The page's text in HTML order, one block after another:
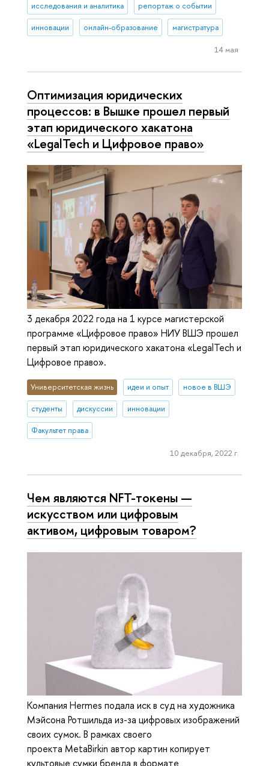
исследования и аналитика репортаж о событии
инновации онлайн-образование магистратура
14 мая
Оптимизация юридических
процессов: в Вышке прошел первый
этап юридического хакатона
«LegalTech и Цифровое право»
3 декабря 2022 года на 1 курсе магистерской
программе «Цифровое право» НИУ ВШЭ прошел
первый этап юридического хакатона «LegalTech и
Цифровое право».
Университетская жизнь идеи и опыт новое в ВШЭ
студенты дискуссии инновации
Факультет права
10 декабря, 2022 г.
Чем являются NFT-токены —
искусством или цифровым
активом, цифровым товаром?
Компания Hermes подала иск в суд на художника
Мэйсона Ротшильда из-за цифровых изображений
своих сумок. В рамках своего
проекта MetaBirkin автор картин копирует
культовые сумки бренда в формате